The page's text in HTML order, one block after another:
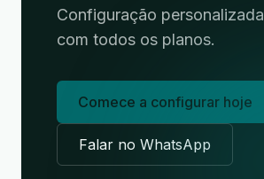
Configuração
com todos os planos.
Comece a configurar hoje
Falar no WhatsApp